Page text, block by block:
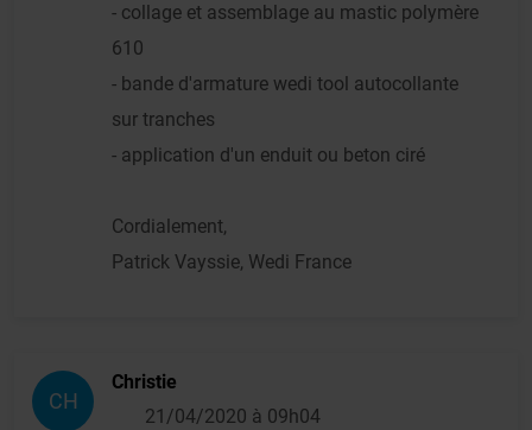
- collage et assemblage au mastic polymère
610
- bande d'armature wedi tool autocollante
sur tranches
- application d'un enduit ou beton ciré
Cordialement,
Patrick Vayssie, Wedi France
CH
Christie
21/04/2020 à 09h04